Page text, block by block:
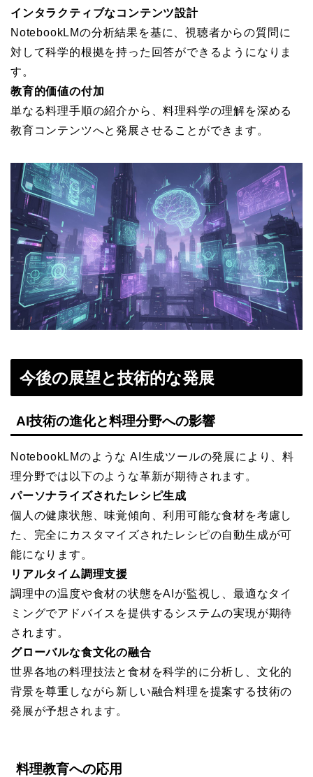
インタラクティブなコンテンツ設計
NotebookLMの分析結果を基に、視聴者からの質問に
対して科学的根拠を持った回答ができるようになりま
す。
教育的価値の付加
単なる料理手順の紹介から、料理科学の理解を深める
教育コンテンツへと発展させることができます。
今後の展望と技術的な発展
AI技術の進化と料理分野への影響
NotebookLMのような AI生成ツールの発展により、料
理分野では以下のような革新が期待されます。
パーソナライズされたレシピ生成
個人の健康状態、味覚傾向、利用可能な食材を考慮し
た、完全にカスタマイズされたレシピの自動生成が可
能になります。
リアルタイム調理支援
調理中の温度や食材の状態をAIが監視し、最適なタイ
ミングでアドバイスを提供するシステムの実現が期待
されます。
グローバルな食文化の融合
世界各地の料理技法と食材を科学的に分析し、文化的
背景を尊重しながら新しい融合料理を提案する技術の
発展が予想されます。
料理教育への応用